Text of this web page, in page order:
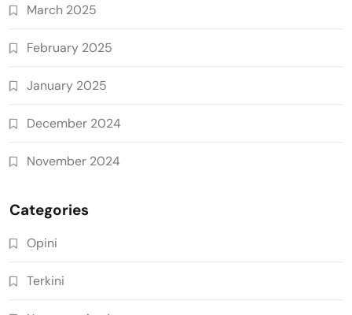
March 2025
February 2025
January 2025
December 2024
November 2024
Categories
Opini
Terkini